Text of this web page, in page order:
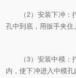
（2）安装下冲：拧
孔中到底，用扳手夹住
（3）安装中模：拧
内，使下冲进入中模